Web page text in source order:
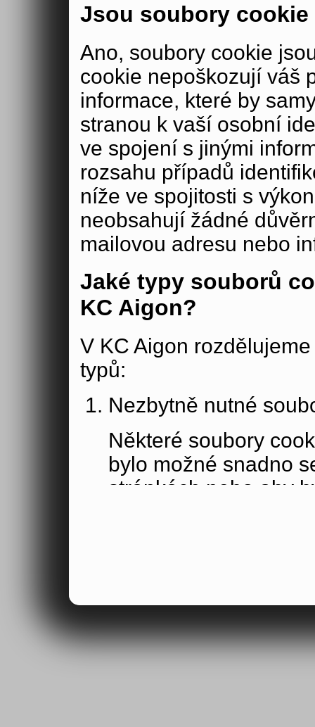
Jsou soubory cookie
Ano, soubory cookie
cookie nepoškozují váš
informace, které by
stranou k vaší osobní
ve spojení s jinými
rozsahu případů
níže ve spojitosti s
neobsahují žádné
mailovou adresu nebo
Jaké typy souborů
KC Aigon?
V KC Aigon
typů:
Nezbytně nutné
Některé soubory
bylo možné snadno
stránkách nebo aby
Výkonové soubory
tom, jak používáte